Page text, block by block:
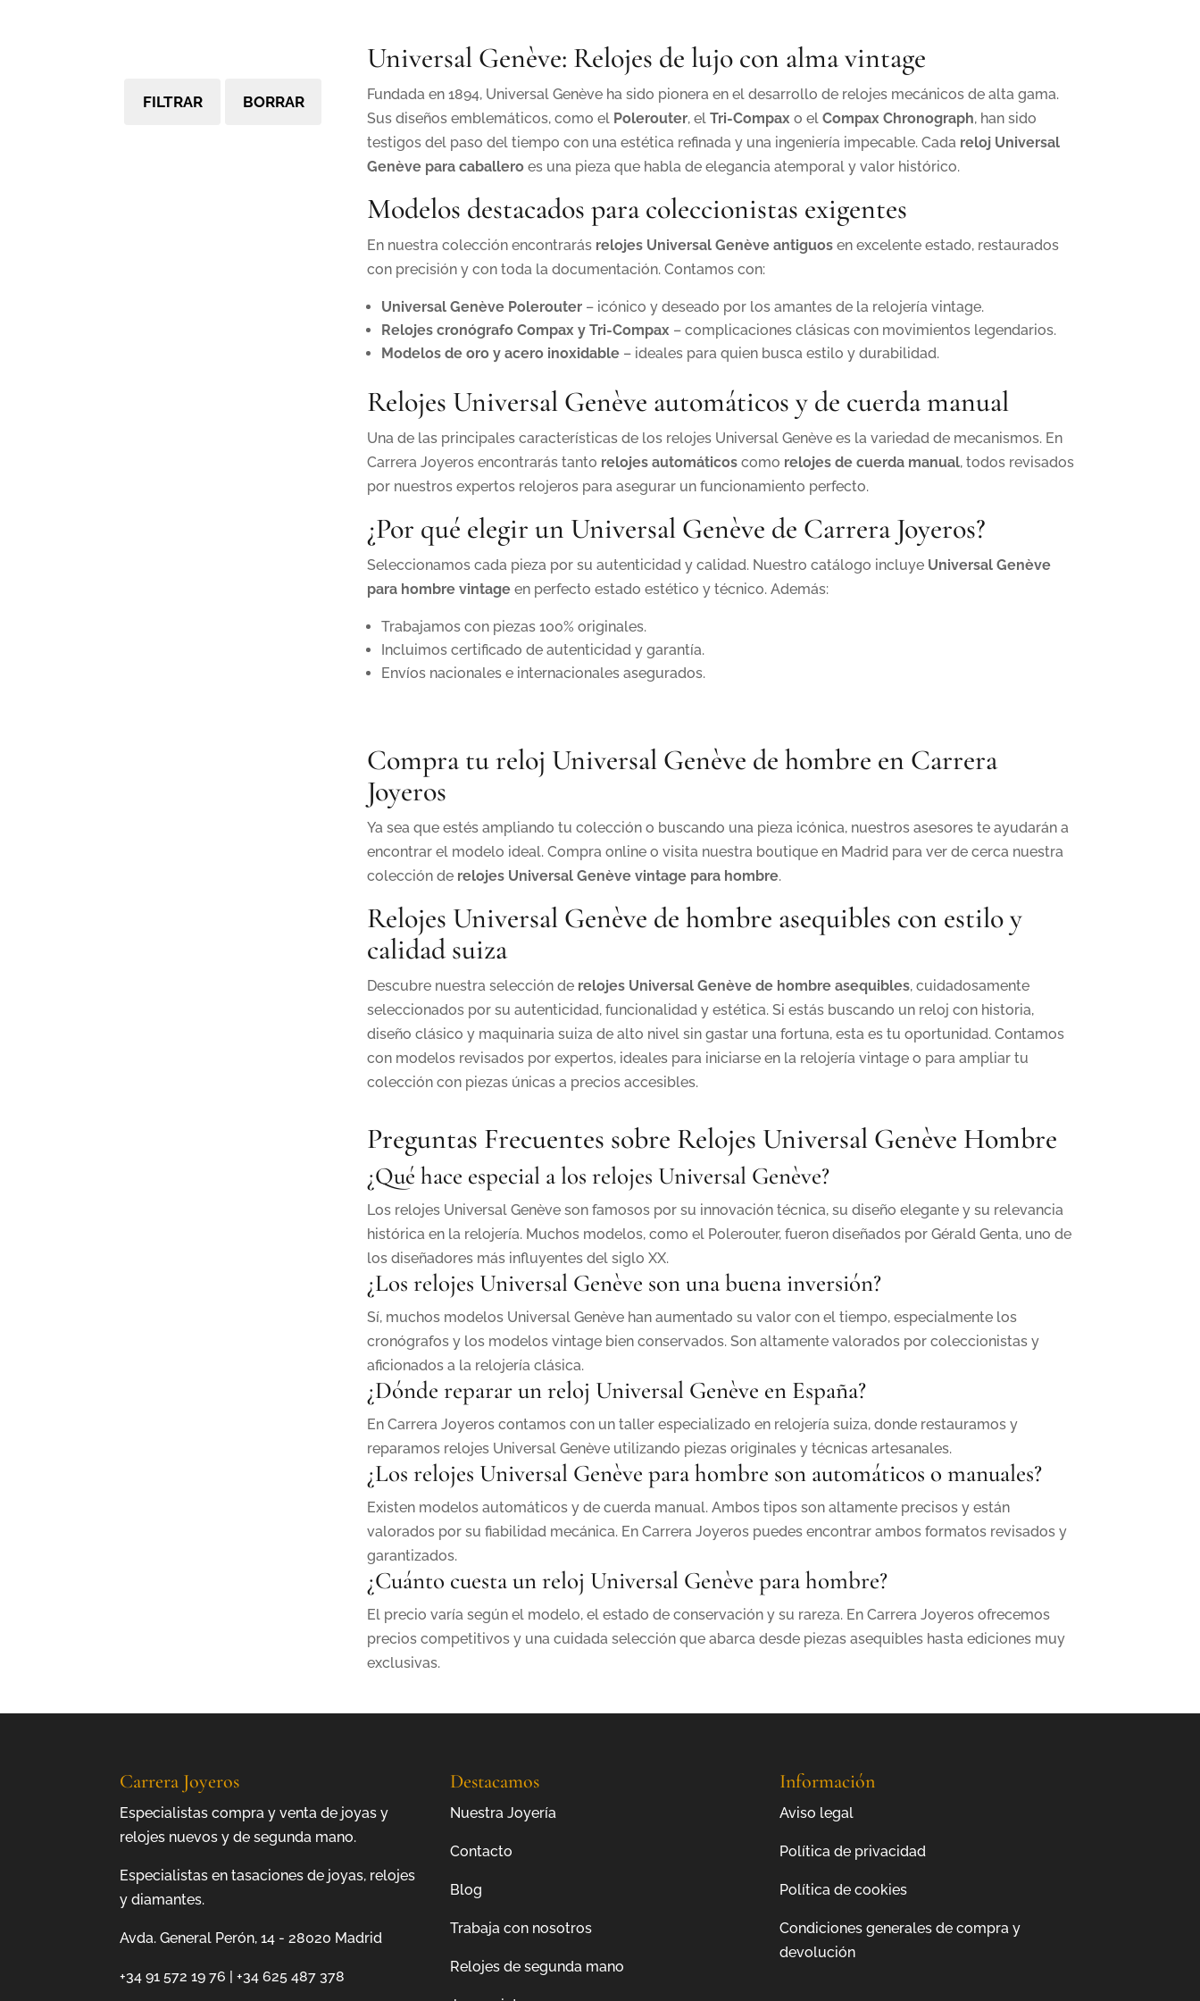
FILTRAR BORRAR
Universal Genève: Relojes de lujo con alma vintage
Fundada en 1894, Universal Genève ha sido pionera en el desarrollo de relojes mecánicos de alta gama.
Sus diseños emblemáticos, como el Polerouter, elTri-Compax o elCompax Chronograph, han sido
testigos del paso del tiempo con una estética refinada y una ingeniería impecable. Cada reloj Universal
Genève para caballero es una pieza que habla de elegancia atemporal y valor histórico.
Modelos destacados para coleccionistas exigentes
En nuestra colección encontrarás relojes Universal Genève antiguos en excelente estado, restaurados
con precisión y con toda la documentación. Contamos con:
Universal Genève Polerouter – icónico y deseado por los amantes de la relojería vintage.
Relojes cronógrafo Compax y Tri-Compax – complicaciones clásicas con movimientos legendarios.
Modelos de oro y acero inoxidable – ideales para quien busca estilo y durabilidad.
Relojes Universal Genève automáticos y de cuerda manual
Una de las principales características de los relojes Universal Genève es la variedad de mecanismos. En
Carrera Joyeros encontrarás tanto relojes automáticos como relojes de cuerda manual, todos revisados
por nuestros expertos relojeros para asegurar un funcionamiento perfecto.
¿Por qué elegir un Universal Genève de Carrera Joyeros?
Seleccionamos cada pieza por su autenticidad y calidad. Nuestro catálogo incluye Universal Genève
para hombre vintage en perfecto estado estético y técnico. Además:
Trabajamos con piezas 100% originales.
Incluimos certificado de autenticidad y garantía.
Envíos nacionales e internacionales asegurados.
Compra tu reloj Universal Genève de hombre en Carrera
Joyeros
Ya sea que estés ampliando tu colección o buscando una pieza icónica, nuestros asesores te ayudarán a
encontrar el modelo ideal. Compra online o visita nuestra boutique en Madrid para ver de cerca nuestra
colección de relojes Universal Genève vintage para hombre.
Relojes Universal Genève de hombre asequibles con estilo y
calidad suiza
Descubre nuestra selección de relojes Universal Genève de hombre asequibles, cuidadosamente
seleccionados por su autenticidad, funcionalidad y estética. Si estás buscando un reloj con historia,
diseño clásico y maquinaria suiza de alto nivel sin gastar una fortuna, esta es tu oportunidad. Contamos
con modelos revisados por expertos, ideales para iniciarse en la relojería vintage o para ampliar tu
colección con piezas únicas a precios accesibles.
Preguntas Frecuentes sobre Relojes Universal Genève Hombre
¿Qué hace especial a los relojes Universal Genève?
Los relojes Universal Genève son famosos por su innovación técnica, su diseño elegante y su relevancia
histórica en la relojería. Muchos modelos, como el Polerouter, fueron diseñados por Gérald Genta, uno de
los diseñadores más influyentes del siglo XX.
¿Los relojes Universal Genève son una buena inversión?
Sí, muchos modelos Universal Genève han aumentado su valor con el tiempo, especialmente los
cronógrafos y los modelos vintage bien conservados. Son altamente valorados por coleccionistas y
aficionados a la relojería clásica.
¿Dónde reparar un reloj Universal Genève en España?
En Carrera Joyeros contamos con un taller especializado en relojería suiza, donde restauramos y
reparamos relojes Universal Genève utilizando piezas originales y técnicas artesanales.
¿Los relojes Universal Genève para hombre son automáticos o manuales?
Existen modelos automáticos y de cuerda manual. Ambos tipos son altamente precisos y están
valorados por su fiabilidad mecánica. En Carrera Joyeros puedes encontrar ambos formatos revisados y
garantizados.
¿Cuánto cuesta un reloj Universal Genève para hombre?
El precio varía según el modelo, el estado de conservación y su rareza. En Carrera Joyeros ofrecemos
precios competitivos y una cuidada selección que abarca desde piezas asequibles hasta ediciones muy
exclusivas.
Carrera Joyeros
Especialistas compra y venta de joyas y
relojes nuevos y de segunda mano.
Especialistas en tasaciones de joyas, relojes
y diamantes.
Avda. General Perón, 14 - 28020 Madrid
+34 91 572 19 76 |+34 625 487 378
Destacamos
Nuestra Joyería
Contacto
Blog
Trabaja con nosotros
Relojes de segunda mano
Información
Aviso legal
Política de privacidad
Política de cookies
Condiciones generales de compra y
devolución